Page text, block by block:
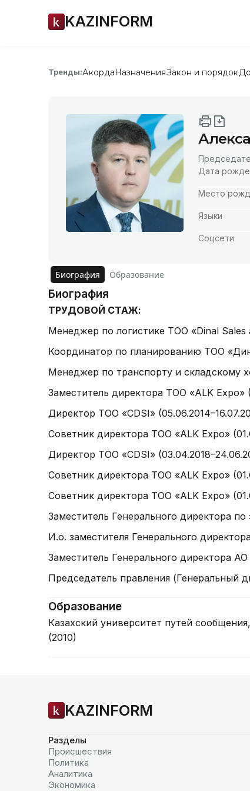
KAZINFORM
Тренды:АкордаНазначенияЗакон и порядок
Дата
Место
Языки
Соцсети
Биография Образование
Биография
ТРУДОВОЙ СТАЖ:
Менеджер по логистике ТОО «Dinal Sales
Координатор по планированию ТОО
Менеджер по транспорту и складскому
Заместитель директора ТОО «ALK Expo»
Директор ТОО «CDSI»
Советник директора ТОО «ALK Expo»
Директор ТОО «CDSI»
Советник директора ТОО «ALK Expo»
Советник директора ТОО «ALK Expo»
Заместитель Генерального директора по
И.о. заместителя Генерального
Заместитель Генерального директора АО
Председатель правления (Генеральный
Образование
Казахский университет путей
(2010)
KAZINFORM
Разделы
Происшествия
Политика
Аналитика
Экономика